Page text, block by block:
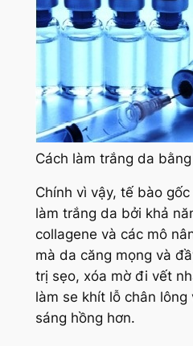
Cách làm trắng da
Chính vì vậy, tế bào
làm trắng da bởi khả
collagene và các mô
mà da căng mọng và
trị sẹo, xóa mờ đi vết
làm se khít lỗ chân
sáng hồng hơn.